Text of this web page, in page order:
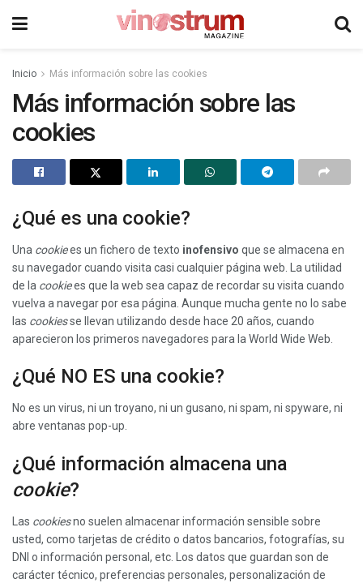
Inicio Más información sobre las cookies
Más información sobre las
cookies
¿Qué es una cookie?
Una cookiees un fichero de texto inofensivo que se almacena en
su navegador cuando visita casi cualquier página web. La utilidad
de la cookiees que la web sea capaz de recordar su visita cuando
vuelva a navegar por esa página. Aunque mucha gente no lo sabe
las cookiesse llevan utilizando desde hace 20 años, cuando
aparecieron los primeros navegadores para la World Wide Web.
¿Qué NO ES una cookie?
No es un virus, ni un troyano, ni un gusano, ni spam, ni spyware, ni
abre ventanas pop-up.
¿Qué información almacena una
cookie?
Las cookiesno suelen almacenar información sensible sobre
usted, como tarjetas de crédito o datos bancarios, fotografías, su
DNI o información personal, etc. Los datos que guardan son de
carácter técnico, preferencias personales, personalización de